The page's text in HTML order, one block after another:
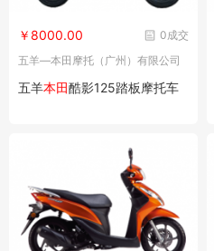
0成交
￥8000.00
五羊—本田摩托（广州）有限公司
五羊本田酷影125踏板摩托车